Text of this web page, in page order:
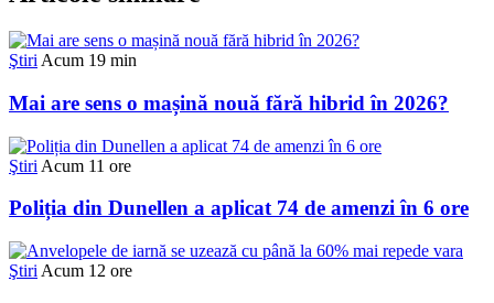
Ştiri Acum 19 min
Mai are sens o mașină nouă fără hibrid în 2026?
Ştiri Acum 11 ore
Poliția din Dunellen a aplicat 74 de amenzi în 6 ore
Ştiri Acum 12 ore